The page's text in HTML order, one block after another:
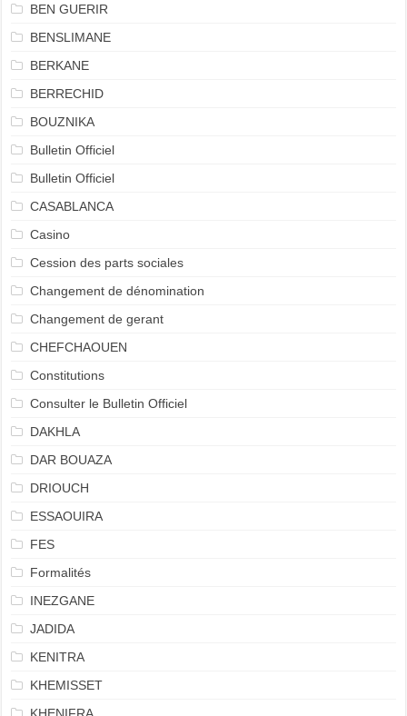
BEN GUERIR
BENSLIMANE
BERKANE
BERRECHID
BOUZNIKA
Bulletin Officiel
Bulletin Officiel
CASABLANCA
Casino
Cession des parts sociales
Changement de dénomination
Changement de gerant
CHEFCHAOUEN
Constitutions
Consulter le Bulletin Officiel
DAKHLA
DAR BOUAZA
DRIOUCH
ESSAOUIRA
FES
Formalités
INEZGANE
JADIDA
KENITRA
KHEMISSET